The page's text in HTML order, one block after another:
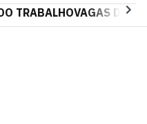
TRABALHOVAGAS DE